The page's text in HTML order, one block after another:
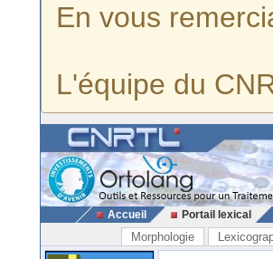
En vous
L'équipe du
Accueil Portail lexical
Morphologie